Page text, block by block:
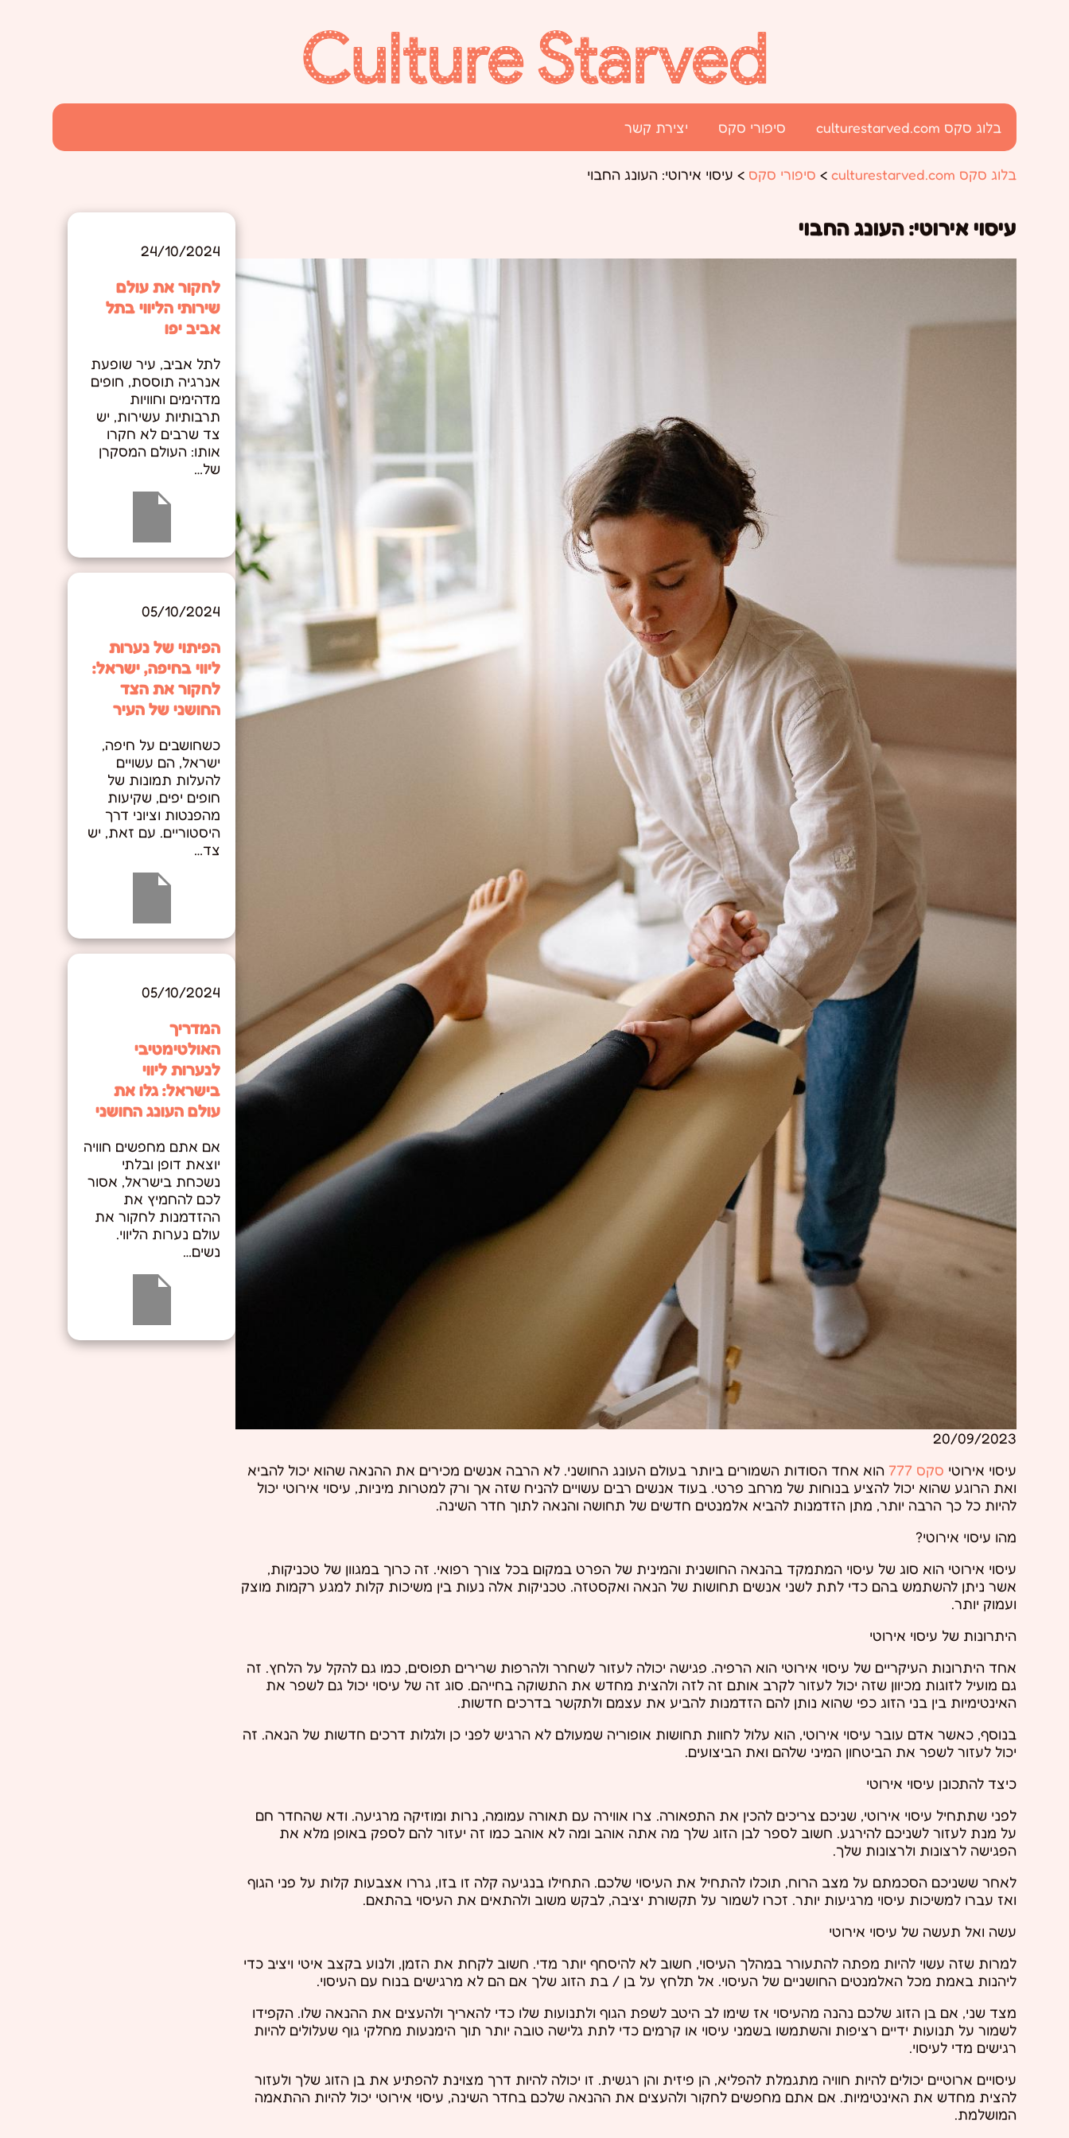
בלוג סקס culturestarved.com סיפורי סקס יצירת קשר
בלוג סקס culturestarved.com > סיפורי סקס > עיסוי אירוטי: העונג החבוי
עיסוי אירוטי: העונג החבוי
20/09/2023
עיסוי אירוטי סקס 777
הוא אחד הסודות השמורים ביותר בעולם העונג החושני. לא הרבה אנשים מכירים את ההנאה שהוא יכול להביא
ואת הרוגע שהוא יכול להציע בנוחות של מרחב פרטי. בעוד אנשים רבים עשויים להניח שזה אך ורק למטרות מיניות, עיסוי אירוטי יכול
להיות כל כך הרבה יותר, מתן הזדמנות להביא אלמנטים חדשים של תחושה והנאה לתוך חדר השינה.
מהו עיסוי אירוטי?
עיסוי אירוטי הוא סוג של עיסוי המתמקד בהנאה החושנית והמינית של הפרט במקום בכל צורך רפואי. זה כרוך במגוון של טכניקות,
אשר ניתן להשתמש בהם כדי לתת לשני אנשים תחושות של הנאה ואקסטזה. טכניקות אלה נעות בין משיכות קלות למגע רקמות מוצק
ועמוק יותר.
היתרונות של עיסוי אירוטי
אחד היתרונות העיקריים של עיסוי אירוטי הוא הרפיה. פגישה יכולה לעזור לשחרר ולהרפות שרירים תפוסים, כמו גם להקל על הלחץ. זה
גם מועיל לזוגות מכיוון שזה יכול לעזור לקרב אותם זה לזה ולהצית מחדש את התשוקה בחייהם. סוג זה של עיסוי יכול גם לשפר את
האינטימיות בין בני הזוג כפי שהוא נותן להם הזדמנות להביע את עצמם ולתקשר בדרכים חדשות.
בנוסף, כאשר אדם עובר עיסוי אירוטי, הוא עלול לחוות תחושות אופוריה שמעולם לא הרגיש לפני כן ולגלות דרכים חדשות של הנאה. זה
יכול לעזור לשפר את הביטחון המיני שלהם ואת הביצועים.
כיצד להתכונן עיסוי אירוטי
לפני שתתחיל עיסוי אירוטי, שניכם צריכים להכין את התפאורה. צרו אווירה עם תאורה עמומה, נרות ומוזיקה מרגיעה. ודא שהחדר חם
על מנת לעזור לשניכם להירגע. חשוב לספר לבן הזוג שלך מה אתה אוהב ומה לא אוהב כמו זה יעזור להם לספק באופן מלא את
הפגישה לרצונות ולרצונות שלך.
לאחר ששניכם הסכמתם על מצב הרוח, תוכלו להתחיל את העיסוי שלכם. התחילו בנגיעה קלה זו בזו, גררו אצבעות קלות על פני הגוף
ואז עברו למשיכות עיסוי מרגיעות יותר. זכרו לשמור על תקשורת יציבה, לבקש משוב ולהתאים את העיסוי בהתאם.
עשה ואל תעשה של עיסוי אירוטי
למרות שזה עשוי להיות מפתה להתעורר במהלך העיסוי, חשוב לא להיסחף יותר מדי. חשוב לקחת את הזמן, ולנוע בקצב איטי ויציב כדי
ליהנות באמת מכל האלמנטים החושניים של העיסוי. אל תלחץ על בן / בת הזוג שלך אם הם לא מרגישים בנוח עם העיסוי.
מצד שני, אם בן הזוג שלכם נהנה מהעיסוי אז שימו לב היטב לשפת הגוף ולתנועות שלו כדי להאריך ולהעצים את ההנאה שלו. הקפידו
לשמור על תנועות ידיים רציפות והשתמשו בשמני עיסוי או קרמים כדי לתת גלישה טובה יותר תוך הימנעות מחלקי גוף שעלולים להיות
רגישים מדי לעיסוי.
עיסויים ארוטיים יכולים להיות חוויה מתגמלת להפליא, הן פיזית והן רגשית. זו יכולה להיות דרך מצוינת להפתיע את בן הזוג שלך ולעזור
להצית מחדש את האינטימיות. אם אתם מחפשים לחקור ולהעצים את ההנאה שלכם בחדר השינה, עיסוי אירוטי יכול להיות ההתאמה
המושלמת.
24/10/2024
לחקור את עולם
שירותי הליווי בתל
אביב יפו
לתל אביב, עיר שופעת
אנרגיה תוססת, חופים
מדהימים וחוויות
תרבותיות עשירות, יש
צד שרבים לא חקרו
אותו: העולם המסקרן
של…
05/10/2024
הפיתוי של נערות
ליווי בחיפה, ישראל:
לחקור את הצד
החושני של העיר
כשחושבים על חיפה,
ישראל, הם עשויים
להעלות תמונות של
חופים יפים, שקיעות
מהפנטות וציוני דרך
היסטוריים. עם זאת, יש
צד…
05/10/2024
המדריך
האולטימטיבי
לנערות ליווי
בישראל: גלו את
עולם העונג החושני
אם אתם מחפשים חוויה
יוצאת דופן ובלתי
נשכחת בישראל, אסור
לכם להחמיץ את
ההזדמנות לחקור את
עולם נערות הליווי.
נשים…